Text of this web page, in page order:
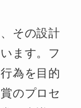
その設計
ます。フ
為を目的
のプロセ